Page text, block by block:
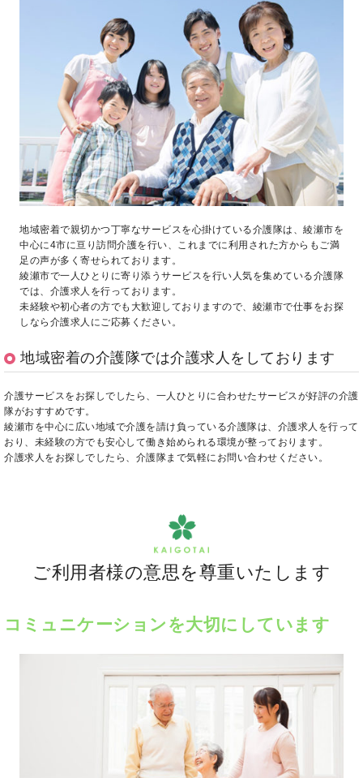
地域密着で親切かつ丁寧なサービスを心掛けている介護隊は、綾瀬市を
中心に4市に亘り訪問介護を行い、これまでに利用された方からもご満
足の声が多く寄せられております。
綾瀬市で一人ひとりに寄り添うサービスを行い人気を集めている介護隊
では、介護求人を行っております。
未経験や初心者の方でも大歓迎しておりますので、綾瀬市で仕事をお探
しなら介護求人にご応募ください。
地域密着の介護隊では介護求人をしております
介護サービスをお探しでしたら、一人ひとりに合わせたサービスが好評の介護
隊がおすすめです。
綾瀬市を中心に広い地域で介護を請け負っている介護隊は、介護求人を行って
おり、未経験の方でも安心して働き始められる環境が整っております。
介護求人をお探しでしたら、介護隊まで気軽にお問い合わせください。
ご利用者様の意思を尊重いたします
コミュニケーションを大切にしています